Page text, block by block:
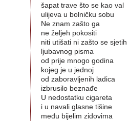
šapat trave što se kao val
ulijeva u bolničku sobu
Ne znam zašto ga
ne željeh pokositi
niti utišati ni zašto se sjetih
ljubavnog pisma
od prije mnogo godina
kojeg je u jednoj
od zaboravljenih ladica
izbrusilo beznađe
U nedostatku cigareta
i u navali glasne tišine
među bijelim zidovima